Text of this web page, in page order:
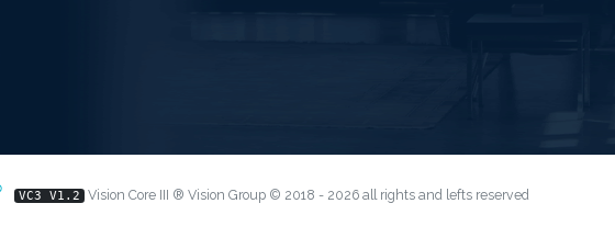
VC3 V1.2 Vision Core III ® Vision Group © 2018 - 2026 all rights and lefts reserved